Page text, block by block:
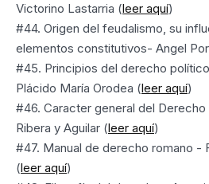
Victorino Lastarria (leer aquí)
#44. Origen del feudalismo, su
elementos constitutivos- Angel
#45. Principios del derecho
Plácido María Orodea (leer aquí)
#46. Caracter general del
Ribera y Aguilar (leer aquí)
#47. Manual de derecho romano -
(leer aquí)